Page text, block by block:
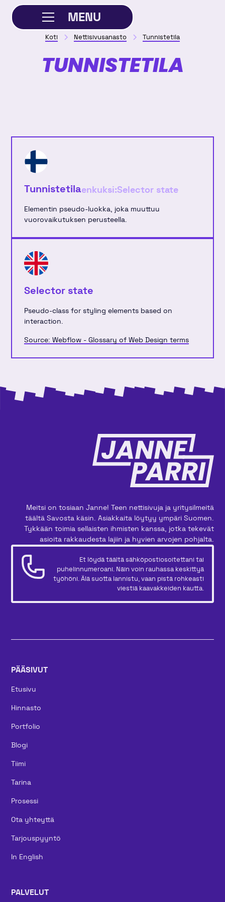
MENU
SULJE
Koti Nettisivusanasto Tunnistetila
TUNNISTETILA
Tunnistetilaenkuksi:Selector state
Elementin pseudo-luokka, joka muuttuu
vuorovaikutuksen perusteella.
Selector state
Pseudo-class for styling elements based on
interaction.
Source: Webflow - Glossary of Web Design terms
Meitsi on tosiaan Janne! Teen nettisivuja ja yritysilmeitä
täältä Savosta käsin. Asiakkaita löytyy ympäri Suomen.
Tykkään toimia sellaisten ihmisten kanssa, jotka tekevät
asioita rakkaudesta lajiin ja hyvien arvojen pohjalta.
Et löydä täältä sähköpostiosoitettani tai
puhelinnumeroani. Näin voin rauhassa keskittyä
työhöni. Älä suotta lannistu, vaan pistä rohkeasti
viestiä kaavakkeiden kautta.
PÄÄSIVUT
Etusivu
Hinnasto
Portfolio
Blogi
Tiimi
Tarina
Prosessi
Ota yhteyttä
Tarjouspyyntö
In English
PALVELUT